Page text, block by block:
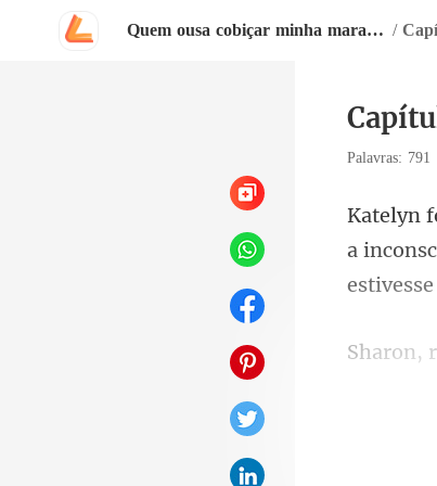
Quem ousa cobiçar minha maravilhosa rainha? /
Palavras: 791
a